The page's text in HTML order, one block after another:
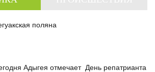
поляна
Адыгея отмечает День репатрианта